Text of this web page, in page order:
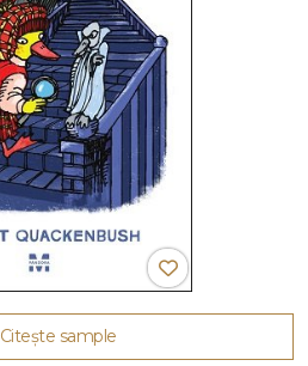
Citește sample